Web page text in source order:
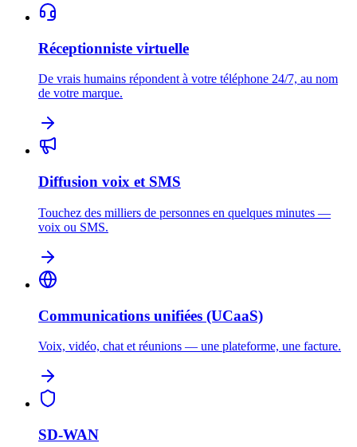
Réceptionniste virtuelle
De vrais humains répondent à votre téléphone 24/7, au nom
de votre marque.
Diffusion voix et SMS
Touchez des milliers de personnes en quelques minutes —
voix ou SMS.
Communications unifiées (UCaaS)
Voix, vidéo, chat et réunions — une plateforme, une facture.
SD-WAN